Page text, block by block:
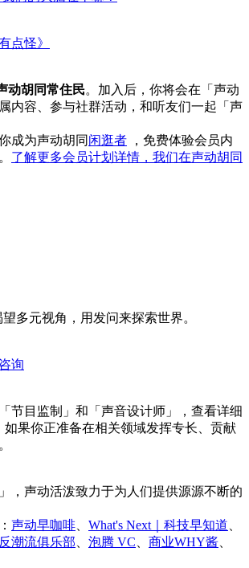
点怪》
动胡同常住民。加入后，你将会在「声动
内容、参与社群活动，和听友们一起「声
成为声动胡同 闲逛者 ，免费体验会员内
了解更多会员计划详情，我们在声动胡同
望多元视角，用发问来探索世界。
询
节目监制」和「声音设计师」，查看详细
如果你正准备在相关领域发挥专长、贡献
，声动活泼致力于为人们提供源源不断的
声动早咖啡 What's Next｜科技早知道
反潮流俱乐部 泡腾 VC 商业WHY酱